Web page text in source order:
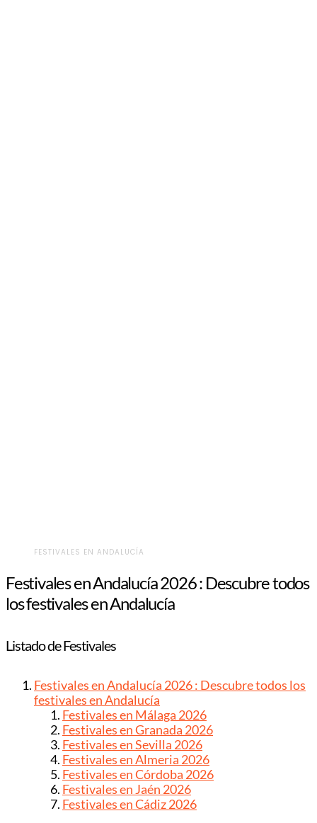
FESTIVALES EN ANDALUCÍA
Festivales en Andalucía 2026 : Descubre todos
los festivales en Andalucía
Listado de Festivales
Festivales en Andalucía 2026 : Descubre todos los
festivales en Andalucía
Festivales en Málaga 2026
Festivales en Granada 2026
Festivales en Sevilla 2026
Festivales en Almeria 2026
Festivales en Córdoba 2026
Festivales en Jaén 2026
Festivales en Cádiz 2026